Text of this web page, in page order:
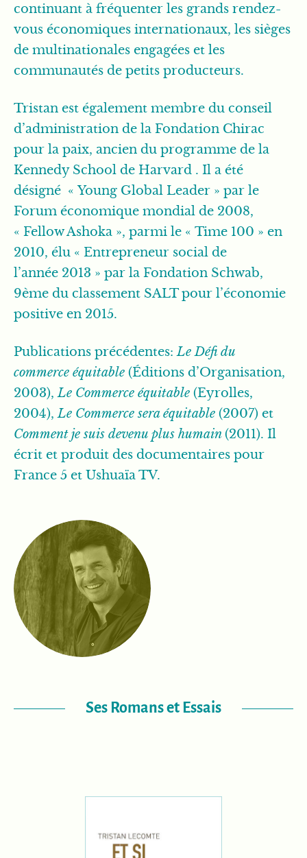
continuant à fréquenter les grands rendez-
vous économiques internationaux, les sièges
de multinationales engagées et les
communautés de petits producteurs.
Tristan est également membre du conseil
d’administration de la Fondation Chirac
pour la paix, ancien du programme de la
Kennedy School de Harvard . Il a été
désigné « Young Global Leader » par le
Forum économique mondial de 2008,
« Fellow Ashoka », parmi le « Time 100 » en
2010, élu « Entrepreneur social de
l’année 2013 » par la Fondation Schwab,
9ème du classement SALT pour l’économie
positive en 2015.
Publications précédentes:Le Défi du
commerce équitable (Éditions d’Organisation,
2003),Le Commerce équitable (Eyrolles,
2004),Le Commerce sera équitable (2007) et
Comment je suis devenu plus humain(2011). Il
écrit et produit des documentaires pour
France 5 et Ushuaïa TV.
Ses Romans et Essais